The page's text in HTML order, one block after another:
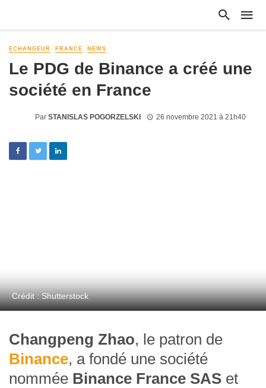
ECHANGEUR FRANCE NEWS
Le PDG de Binance a créé une
société en France
Par STANISLAS POGORZELSKI 26 novembre 2021 à 21h40
Crédit : Shutterstock
Changpeng Zhao, le patron de
Binance, a fondé une société
nommée Binance France SAS et